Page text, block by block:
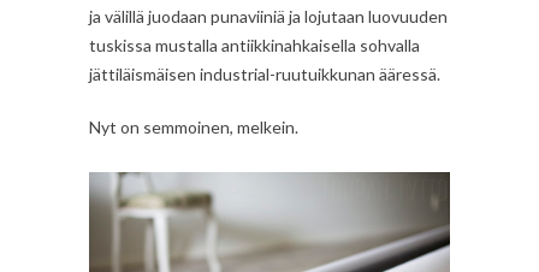
ja välillä juodaan punaviiniä ja lojutaan luovuuden
tuskissa mustalla antiikkinahkaisella sohvalla
jättiläismäisen industrial-ruutuikkunan ääressä.
Nyt on semmoinen, melkein.